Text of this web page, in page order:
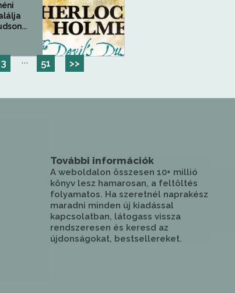
3 ··· 51 >>
További információk
A weboldalon összesen 10+ millió
könyv lesz hamarosan, a feltöltés
folyamatos. Ha szeretnél naprakész
maradni minden új kiadással
kapcsolatban, látogass vissza
rendszeresen és keresd az
újdonságokat, bestsellereket.